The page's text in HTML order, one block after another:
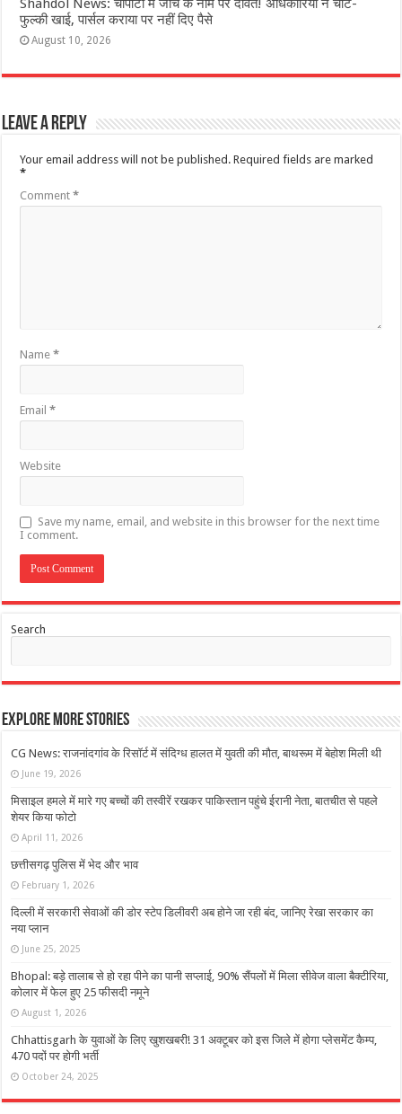
फुल्की खाई, पार्सल कराया पर नहीं दिए पैसे
August 10, 2026
Leave a Reply
Your email address will not be published. Required fields are marked
*
Comment*
Name*
Email*
Website
Save my name, email, and website in this browser for the next time
I comment.
Search
Explore More Stories
CG News: राजनांदगांव के रिसॉर्ट में संदिग्ध हालत में युवती की मौत, बाथरूम में बेहोश मिली थी
June 19, 2026
मिसाइल हमले में मारे गए बच्‍चों की तस्वीरें रखकर पाकिस्तान पहुंचे ईरानी नेता, बातचीत से पहले
शेयर किया फोटो
April 11, 2026
छत्तीसगढ़ पुलिस में भेद और भाव
February 1, 2026
दिल्ली में सरकारी सेवाओं की डोर स्टेप डिलीवरी अब होने जा रही बंद, जानिए रेखा सरकार का
नया प्लान
June 25, 2025
Bhopal: बड़े तालाब से हो रहा पीने का पानी सप्लाई, 90% सैंपलों में मिला सीवेज वाला बैक्टीरिया,
कोलार में फेल हुए 25 फीसदी नमूने
August 1, 2026
Chhattisgarh के युवाओं के लिए खुशखबरी! 31 अक्टूबर को इस जिले में होगा प्लेसमेंट कैम्प,
470 पदों पर होगी भर्ती
October 24, 2025